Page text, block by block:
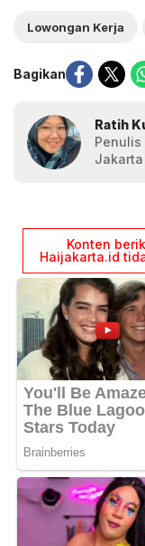
Lowongan Kerja
Bagikan
Ratih
Penulis